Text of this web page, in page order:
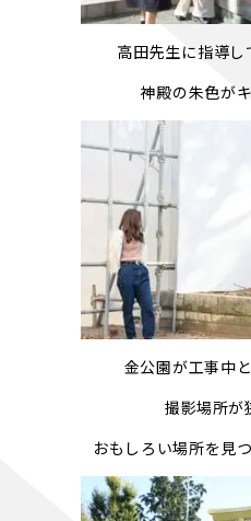
高田先生に指導し
神殿の朱色が
金公園が工事中
撮影場所が
おもしろい場所を見